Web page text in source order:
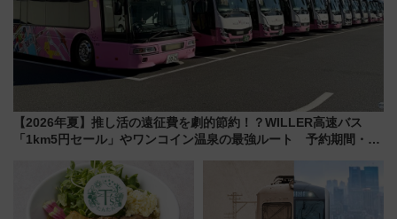
【2026年夏】推し活の遠征費を劇的節約！？WILLER高速バス
「1km5円セール」やワンコイン温泉の最強ルート 予約期間・対